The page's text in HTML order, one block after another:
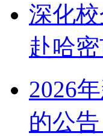
深化
赴哈
2026
的公告